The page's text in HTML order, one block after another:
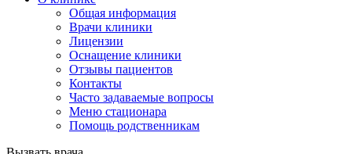
Общая информация
Врачи клиники
Лицензии
Оснащение клиники
Отзывы пациентов
Контакты
Часто задаваемые вопросы
Меню стационара
Помощь родственникам